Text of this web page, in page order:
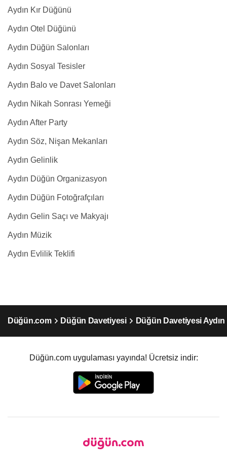
Aydın Kır Düğünü
Aydın Otel Düğünü
Aydın Düğün Salonları
Aydın Sosyal Tesisler
Aydın Balo ve Davet Salonları
Aydın Nikah Sonrası Yemeği
Aydın After Party
Aydın Söz, Nişan Mekanları
Aydın Gelinlik
Aydın Düğün Organizasyon
Aydın Düğün Fotoğrafçıları
Aydın Gelin Saçı ve Makyajı
Aydın Müzik
Aydın Evlilik Teklifi
Düğün.com Düğün Davetiyesi Düğün Davetiyesi Aydın
Düğün.com uygulaması yayında! Ücretsiz indir: